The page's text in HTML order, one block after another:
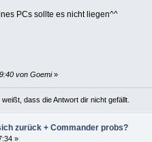
PCs sollte es nicht liegen^^
von Goemi»
dass die Antwort dir nicht gefällt.
zurück + Commander probs?
»